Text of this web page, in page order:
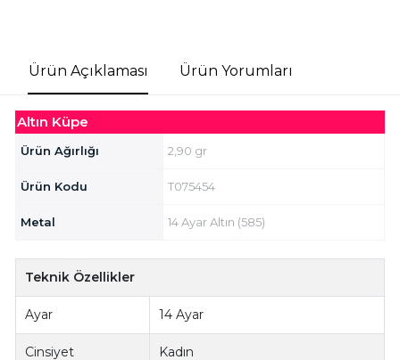
Ürün Açıklaması Ürün Yorumları
Altın Küpe
Ürün Ağırlığı 2,90 gr
Ürün Kodu T075454
Metal 14 Ayar Altın (585)
Teknik Özellikler
Ayar 14 Ayar
Cinsiyet Kadın